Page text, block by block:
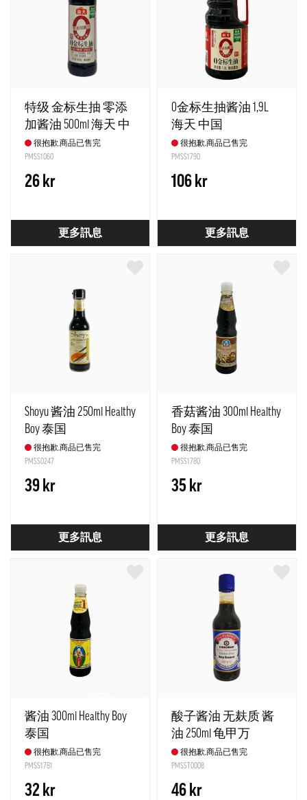
特级 金标生抽 零添
加酱油 500ml 海天 中
国 很抱歉,商品已售完
PMSS1060
26 kr
更多訊息
0金标生抽酱油 1,9L
海天 中国
很抱歉,商品已售完
PMSS1790
106 kr
更多訊息
Shoyu 酱油 250ml Healthy
Boy 泰国
很抱歉,商品已售完
PMSS0247
39 kr
更多訊息
香菇酱油 300ml Healthy
Boy 泰国
很抱歉,商品已售完
PMSS1780
35 kr
更多訊息
酱油 300ml Healthy Boy
泰国
很抱歉,商品已售完
PMSS1781
32 kr
酸子酱油 无麸质 酱
油 250ml 龟甲万
Kikkoman
很抱歉,商品已售完
PMSST0008
46 kr